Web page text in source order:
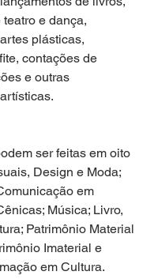
e dança,
plásticas,
contações de
e outras
ser feitas em oito
Design e Moda;
em
Música; Livro,
Patrimônio Material
Imaterial e
em Cultura.